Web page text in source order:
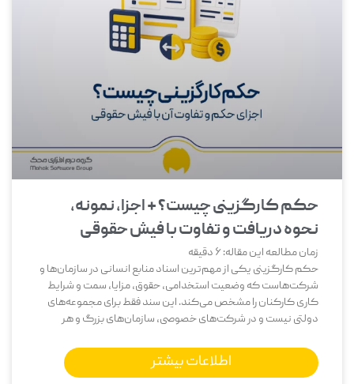
حکم کارگزینی چیست؟ + اجزا، نمونه،
نحوه دریافت و تفاوت با فیش حقوقی
زمان مطالعه این مقاله:6 دقیقه
حکم کارگزینی یکی از مهم‌ترین اسناد منابع انسانی در سازمان‌ها و
شرکت‌هاست که وضعیت استخدامی، حقوق، مزایا، سمت و شرایط
کاری کارکنان را مشخص می‌کند. این سند فقط برای مجموعه‌های
دولتی نیست و در شرکت‌های خصوصی، سازمان‌های بزرگ و هر
اطلاعات بیشتر